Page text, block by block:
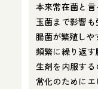
本来常在菌と
玉菌まで影響
腸菌が繁殖しや
頻繁に繰り返
生剤を内服す
常化のために